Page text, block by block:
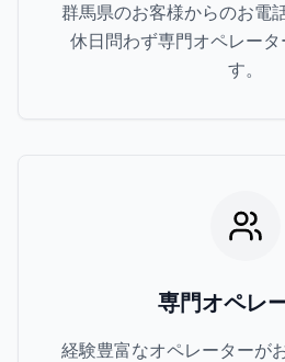
群馬県のお客様からのお電
休日問わず専門オペレータ
す。
専門オペレ
経験豊富なオペレーターが